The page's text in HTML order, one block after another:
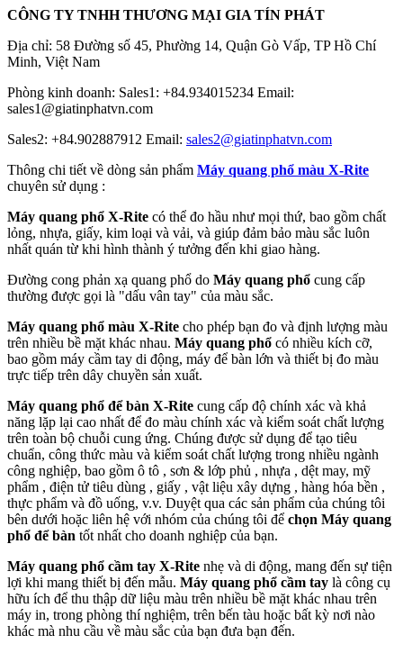
CÔNG TY TNHH THƯƠNG MẠI GIA TÍN PHÁT
Địa chỉ: 58 Đường số 45, Phường 14, Quận Gò Vấp, TP Hồ Chí
Minh, Việt Nam
Phòng kinh doanh: Sales1: +84.934015234 Email:
sales1@giatinphatvn.com
Sales2: +84.902887912 Email: sales2@giatinphatvn.com
Thông chi tiết về dòng sản phẩm Máy quang phổ màu X-Rite
chuyên sử dụng :
Máy quang phổ X-Rite có thể đo hầu như mọi thứ, bao gồm chất
lỏng, nhựa, giấy, kim loại và vải, và giúp đảm bảo màu sắc luôn
nhất quán từ khi hình thành ý tưởng đến khi giao hàng.
Đường cong phản xạ quang phổ do Máy quang phổ cung cấp
thường được gọi là "dấu vân tay" của màu sắc.
Máy quang phổ màu X-Rite cho phép bạn đo và định lượng màu
trên nhiều bề mặt khác nhau. Máy quang phổ có nhiều kích cỡ,
bao gồm máy cầm tay di động, máy để bàn lớn và thiết bị đo màu
trực tiếp trên dây chuyền sản xuất.
Máy quang phổ để bàn X-Rite cung cấp độ chính xác và khả
năng lặp lại cao nhất để đo màu chính xác và kiểm soát chất lượng
trên toàn bộ chuỗi cung ứng. Chúng được sử dụng để tạo tiêu
chuẩn, công thức màu và kiểm soát chất lượng trong nhiều ngành
công nghiệp, bao gồm ô tô , sơn & lớp phủ , nhựa , dệt may, mỹ
phẩm , điện tử tiêu dùng , giấy , vật liệu xây dựng , hàng hóa bền ,
thực phẩm và đồ uống, v.v. Duyệt qua các sản phẩm của chúng tôi
bên dưới hoặc liên hệ với nhóm của chúng tôi để chọn Máy quang
phổ để bàn tốt nhất cho doanh nghiệp của bạn.
Máy quang phổ cầm tay X-Rite nhẹ và di động, mang đến sự tiện
lợi khi mang thiết bị đến mẫu. Máy quang phổ cầm tay là công cụ
hữu ích để thu thập dữ liệu màu trên nhiều bề mặt khác nhau trên
máy in, trong phòng thí nghiệm, trên bến tàu hoặc bất kỳ nơi nào
khác mà nhu cầu về màu sắc của bạn đưa bạn đến.